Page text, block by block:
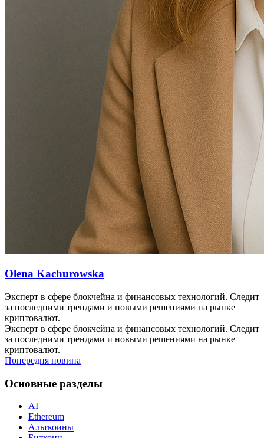
Olena Kachurowska
Эксперт в сфере блокчейна и финансовых технологий. Следит
за последними трендами и новыми решениями на рынке
криптовалют.
Эксперт в сфере блокчейна и финансовых технологий. Следит
за последними трендами и новыми решениями на рынке
криптовалют.
Попередня новина
Основные разделы
AI
Ethereum
Альткоины